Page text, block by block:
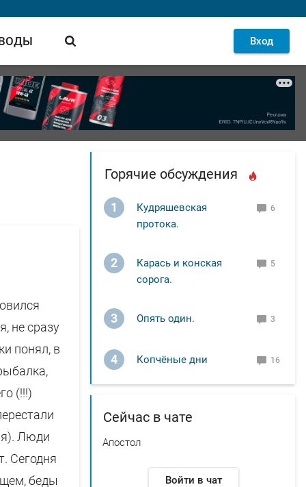
Вход
не сразу
понял, в
(!!!)
Люди
Сегодня
беды
Горячие обсуждения
1
Кудряшевская
протока.
6
2
Карась и конская
сорога.
5
3 Опять один. 3
4 Копчёные дни 16
Сейчас в чате
Апостол
Войти в чат